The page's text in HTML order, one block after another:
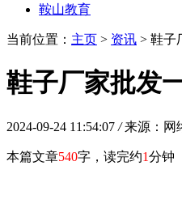
鞍山教育
当前位置： 主页 > 资讯 > 鞋子
鞋子厂家批发
2024-09-24 11:54:07 / 来源：网
本篇文章540字，读完约1分钟